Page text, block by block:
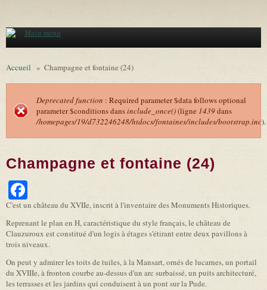
Main menu
Accueil » Champagne et fontaine (24)
Message d'erreur
Deprecated function : Required parameter $data follows optional
parameter $conditions dansinclude_once()(ligne 1439dans
/homepages/19/d732246248/htdocs/fontaines/includes/bootstrap.inc).
Champagne et fontaine (24)
C'est un château du XVIIe, inscrit à l'inventaire des Monuments Historiques.
Reprenant le plan en H, caractéristique du style français, le château de
Clauzuroux est constitué d'un logis à étages s'étirant entre deux pavillons à
trois niveaux.
On peut y admirer les toits de tuiles, à la Mansart, ornés de lucarnes, un portail
du XVIIIe, à fronton courbe au-dessus d'un arc surbaissé, un puits architecturé,
les terrasses et les jardins qui conduisent à un pont sur la Pude.